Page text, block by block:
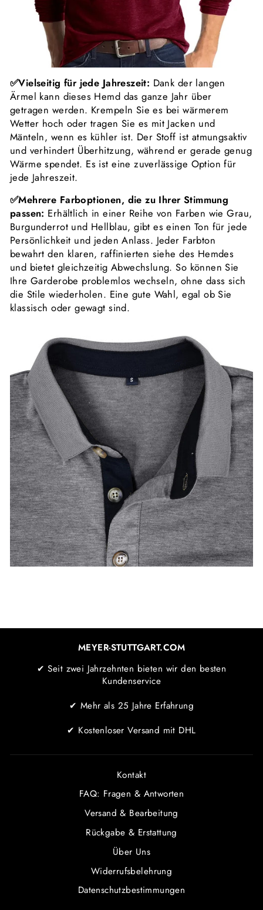
✅Vielseitig für jede Jahreszeit: Dank der langen
Ärmel kann dieses Hemd das ganze Jahr über
getragen werden. Krempeln Sie es bei wärmerem
Wetter hoch oder tragen Sie es mit Jacken und
Mänteln, wenn es kühler ist. Der Stoff ist atmungsaktiv
und verhindert Überhitzung, während er gerade genug
Wärme spendet. Es ist eine zuverlässige Option für
jede Jahreszeit.
✅Mehrere Farboptionen, die zu Ihrer Stimmung
passen: Erhältlich in einer Reihe von Farben wie Grau,
Burgunderrot und Hellblau, gibt es einen Ton für jede
Persönlichkeit und jeden Anlass. Jeder Farbton
bewahrt den klaren, raffinierten siehe des Hemdes
und bietet gleichzeitig Abwechslung. So können Sie
Ihre Garderobe problemlos wechseln, ohne dass sich
die Stile wiederholen. Eine gute Wahl, egal ob Sie
klassisch oder gewagt sind.
MEYER-STUTTGART.COM
✔ Seit zwei Jahrzehnten bieten wir den besten
Kundenservice
✔ Mehr als 25 Jahre Erfahrung
✔ Kostenloser Versand mit DHL
Kontakt
FAQ: Fragen & Antworten
Versand & Bearbeitung
Rückgabe & Erstattung
Über Uns
Widerrufsbelehrung
Datenschutzbestimmungen